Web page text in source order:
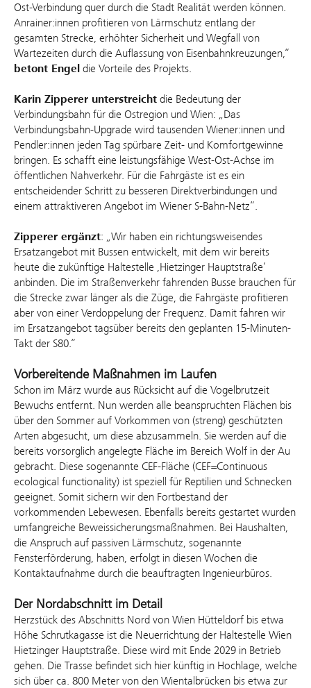
Ost-Verbindung quer durch die Stadt Realität werden können.
Anrainer:innen profitieren von Lärmschutz entlang der
gesamten Strecke, erhöhter Sicherheit und Wegfall von
Wartezeiten durch die Auflassung von Eisenbahnkreuzungen,“
betont Engel die Vorteile des Projekts.
Karin Zipperer unterstreicht die Bedeutung der
Verbindungsbahn für die Ostregion und Wien: „Das
Verbindungsbahn-Upgrade wird tausenden Wiener:innen und
Pendler:innen jeden Tag spürbare Zeit- und Komfortgewinne
bringen. Es schafft eine leistungsfähige West-Ost-Achse im
öffentlichen Nahverkehr. Für die Fahrgäste ist es ein
entscheidender Schritt zu besseren Direktverbindungen und
einem attraktiveren Angebot im Wiener S-Bahn-Netz“.
Zipperer ergänzt: „Wir haben ein richtungsweisendes
Ersatzangebot mit Bussen entwickelt, mit dem wir bereits
heute die zukünftige Haltestelle ‚Hietzinger Hauptstraße‘
anbinden. Die im Straßenverkehr fahrenden Busse brauchen für
die Strecke zwar länger als die Züge, die Fahrgäste profitieren
aber von einer Verdoppelung der Frequenz. Damit fahren wir
im Ersatzangebot tagsüber bereits den geplanten 15-Minuten-
Takt der S80.“
Vorbereitende Maßnahmen im Laufen
Schon im März wurde aus Rücksicht auf die Vogelbrutzeit
Bewuchs entfernt. Nun werden alle beanspruchten Flächen bis
über den Sommer auf Vorkommen von (streng) geschützten
Arten abgesucht, um diese abzusammeln. Sie werden auf die
bereits vorsorglich angelegte Fläche im Bereich Wolf in der Au
gebracht. Diese sogenannte CEF-Fläche (CEF=Continuous
ecological functionality) ist speziell für Reptilien und Schnecken
geeignet. Somit sichern wir den Fortbestand der
vorkommenden Lebewesen. Ebenfalls bereits gestartet wurden
umfangreiche Beweissicherungsmaßnahmen. Bei Haushalten,
die Anspruch auf passiven Lärmschutz, sogenannte
Fensterförderung, haben, erfolgt in diesen Wochen die
Kontaktaufnahme durch die beauftragten Ingenieurbüros.
Der Nordabschnitt im Detail
Herzstück des Abschnitts Nord von Wien Hütteldorf bis etwa
Höhe Schrutkagasse ist die Neuerrichtung der Haltestelle Wien
Hietzinger Hauptstraße. Diese wird mit Ende 2029 in Betrieb
gehen. Die Trasse befindet sich hier künftig in Hochlage, welche
sich über ca. 800 Meter von den Wientalbrücken bis etwa zur